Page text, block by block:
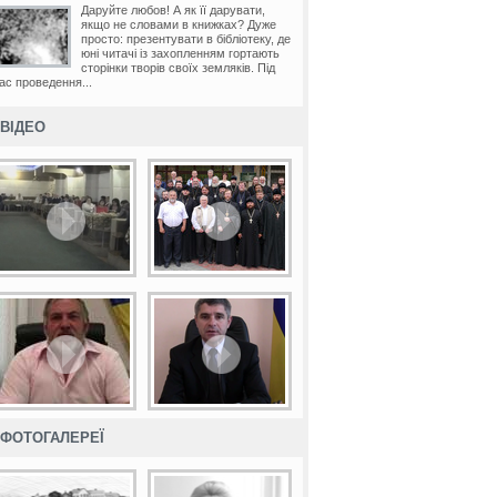
Даруйте любов! А як її дарувати,
якщо не словами в книжках? Дуже
просто: презентувати в бібліотеку, де
юні читачі із захопленням гортають
сторінки творів своїх земляків. Під
проведення...
ВІДЕО
ФОТОГАЛЕРЕЇ